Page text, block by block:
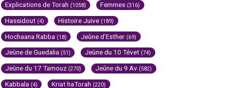
Explications de Torah (1058) Femmes (316)
Hassidout (4) Histoire Juive (189)
Hochaana Rabba (18) Jeûne d'Esther (69)
Jeûne de Guedalia (51) Jeûne du 10 Tévet (74)
Jeûne du 17 Tamouz (270) Jeûne du 9 Av (582)
Kabbala (4) Kriat haTorah (220)